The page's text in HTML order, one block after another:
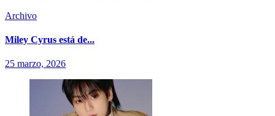
Archivo
Miley Cyrus está de...
25 marzo, 2026